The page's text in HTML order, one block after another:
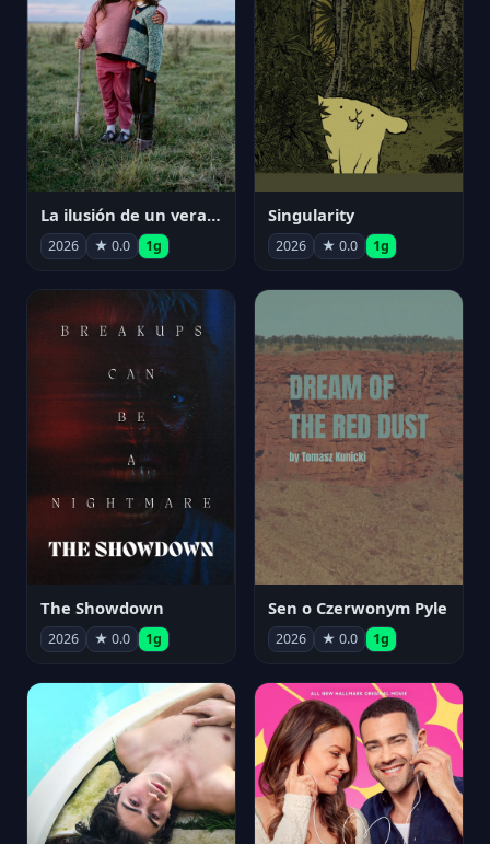
La ilusión de un verano sin fin
2026 ★ 0.0 1g
Singularity
2026 ★ 0.0 1g
The Showdown
2026 ★ 0.0 1g
Sen o Czerwonym Pyle
2026 ★ 0.0 1g